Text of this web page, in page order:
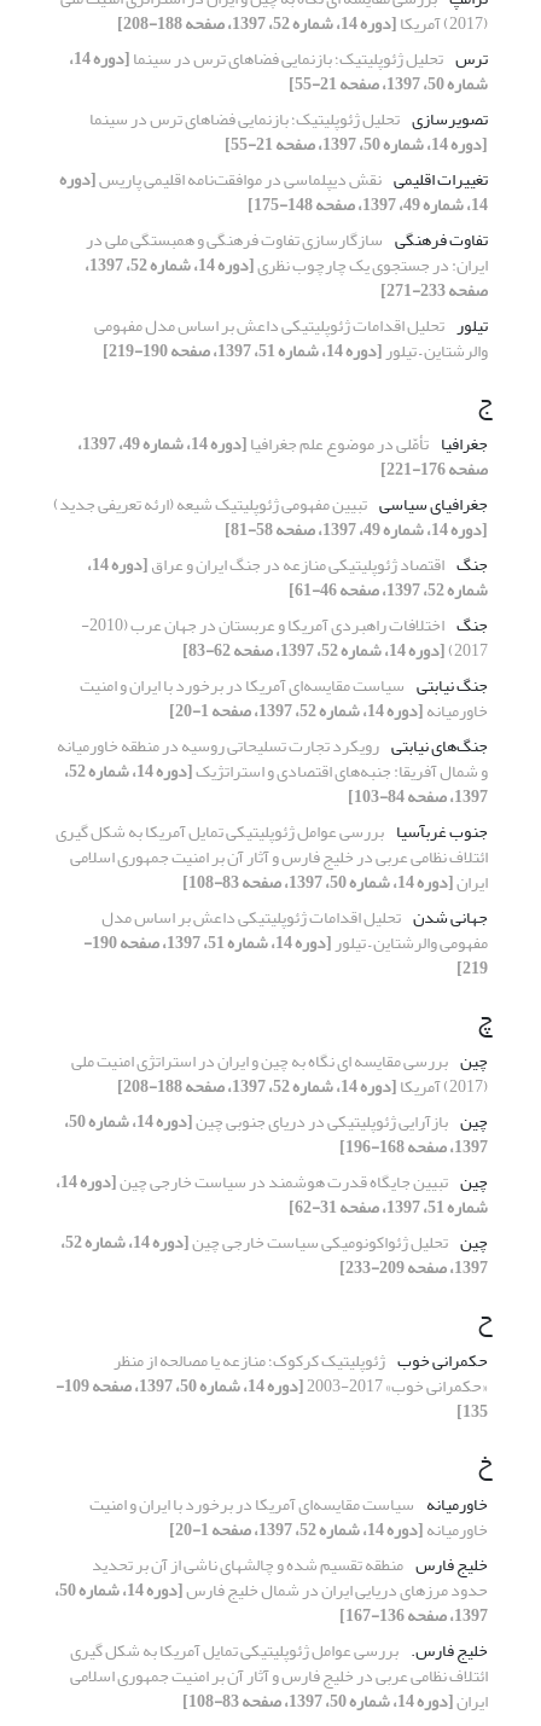
(2017) آمریکا
[دوره 14، شماره 52، 1397، صفحه 188-208]
ترس تحلیل ژئوپلیتیک؛ بازنمایی فضاهای ترس در سینما [دوره 14،
شماره 50، 1397، صفحه 21-55]
تصویرسازی تحلیل ژئوپلیتیک؛ بازنمایی فضاهای ترس در سینما
[دوره 14، شماره 50، 1397، صفحه 21-55]
تغییرات اقلیمی نقش دیپلماسی در موافقت‌نامه اقلیمی پاریس[دوره
14، شماره 49، 1397، صفحه 148-175]
تفاوت فرهنگی سازگارسازی تفاوت فرهنگی و همبستگی ملی در
ایران: در جستجوی یک چارچوب نظری [دوره 14، شماره 52، 1397،
صفحه 233-271]
تیلور تحلیل اقدامات ژئوپلیتیکی داعش بر اساس مدل مفهومی
والرشتاین – تیلور[دوره 14، شماره 51، 1397، صفحه 190-219]
ج
جغرافیا تأمّلی در موضوع علم جغرافیا [دوره 14، شماره 49، 1397،
صفحه 176-221]
جغرافیای سیاسی تبیین مفهومی ژئوپلیتیک شیعه (ارئه تعریفی جدید)
[دوره 14، شماره 49، 1397، صفحه 58-81]
جنگ اقتصاد ژئوپلیتیکی منازعه در جنگ ایران و عراق [دوره 14،
شماره 52، 1397، صفحه 46-61]
جنگ
اختلافات راهبردی آمریکا و عربستان در جهان عرب (2010-
2017) [دوره 14، شماره 52، 1397، صفحه 62-83]
جنگ نیابتی سیاست مقایسه‌ای آمریکا در برخورد با ایران و امنیت
خاورمیانه[دوره 14، شماره 52، 1397، صفحه 1-20]
جنگ‌های نیابتی رویکرد تجارت تسلیحاتی روسیه در منطقه خاورمیانه
و شمال آفریقا: جنبه‌های اقتصادی و استراتژیک [دوره 14، شماره 52،
1397، صفحه 84-103]
جنوب غربآسیا بررسی عوامل ژئوپلیتیکی تمایل آمریکا به شکل گیری
ائتلاف نظامی عربی ‏در خلیج فارس و آثار آن بر امنیت جمهوری اسلامی
ایران[دوره 14، شماره 50، 1397، صفحه 83-108]
جهانی شدن تحلیل اقدامات ژئوپلیتیکی داعش بر اساس مدل
مفهومی والرشتاین – تیلور [دوره 14، شماره 51، 1397، صفحه 190-
219]
چ
چین بررسی مقایسه ای نگاه به چین و ایران در استراتژی امنیت ملی
(2017) آمریکا
[دوره 14، شماره 52، 1397، صفحه 188-208]
چین بازآرایی ژئوپلیتیکی در دریای جنوبی چین [دوره 14، شماره 50،
1397، صفحه 168-196]
چین تبیین جایگاه قدرت هوشمند در سیاست خارجی چین [دوره 14،
شماره 51، 1397، صفحه 31-62]
چین تحلیل ژئواکونومیکی سیاست خارجی چین [دوره 14، شماره 52،
1397، صفحه 209-233]
ح
حکمرانی خوب ژئوپلیتیک کرکوک؛ منازعه یا مصالحه از منظر
«حکمرانی خوب» 2017-2003‏ [دوره 14، شماره 50، 1397، صفحه 109-
135]
خ
خاورمیانه سیاست مقایسه‌ای آمریکا در برخورد با ایران و امنیت
خاورمیانه[دوره 14، شماره 52، 1397، صفحه 1-20]
خلیج فارس منطقه تقسیم شده و چالشهای ناشی از آن بر تحدید
حدود مرزهای ‏دریایی ایران در شمال خلیج فارس [دوره 14، شماره 50،
1397، صفحه 136-167]
خلیج فارس.‏ بررسی عوامل ژئوپلیتیکی تمایل آمریکا به شکل گیری
ائتلاف نظامی عربی ‏در خلیج فارس و آثار آن بر امنیت جمهوری اسلامی
ایران[دوره 14، شماره 50، 1397، صفحه 83-108]